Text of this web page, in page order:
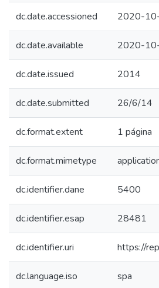
dc.date.accessioned 2020-
dc.date.available 2020-
dc.date.issued 2014
dc.date.submitted 26/6/14
dc.format.extent 1 página
dc.format.mimetype
dc.identifier.dane 5400
dc.identifier.esap 28481
dc.identifier.uri https://
dc.language.iso spa